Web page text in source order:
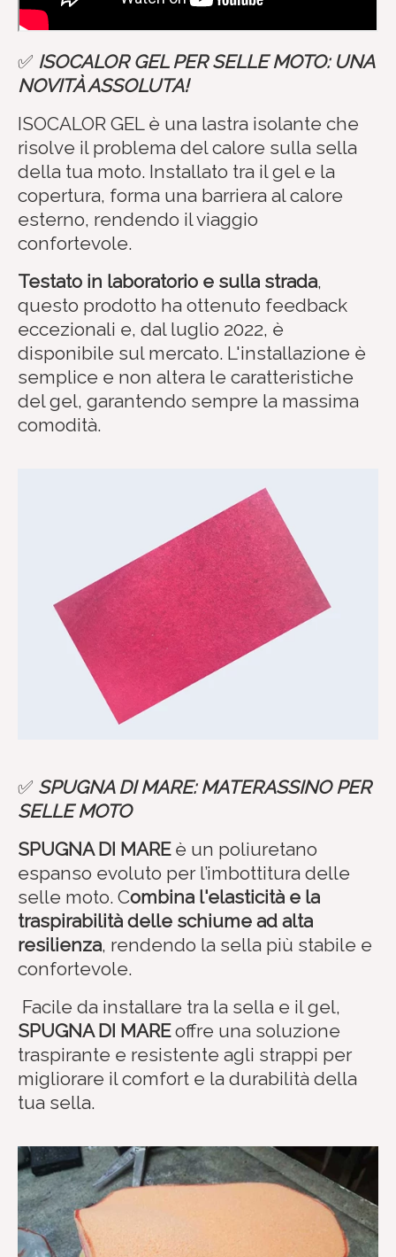
✅ ISOCALOR GEL PER SELLE MOTO: UNA
NOVITÀ ASSOLUTA!
ISOCALOR GEL è una lastra isolante che
risolve il problema del calore sulla sella
della tua moto. Installato tra il gel e la
copertura, forma una barriera al calore
esterno, rendendo il viaggio
confortevole.
Testato in laboratorio e sulla strada,
questo prodotto ha ottenuto feedback
eccezionali e, dal luglio 2022, è
disponibile sul mercato. L'installazione è
semplice e non altera le caratteristiche
del gel, garantendo sempre la massima
comodità.
✅ SPUGNA DI MARE: MATERASSINO PER
SELLE MOTO
SPUGNA DI MAREè un poliuretano
espanso evoluto per l’imbottitura delle
selle moto. Combina l'elasticità e la
traspirabilità delle schiume ad alta
resilienza, rendendo la sella più stabile e
confortevole.
Facile da installare tra la sella e il gel,
SPUGNA DI MAREoffre una soluzione
traspirante e resistente agli strappi per
migliorare il comfort e la durabilità della
tua sella.